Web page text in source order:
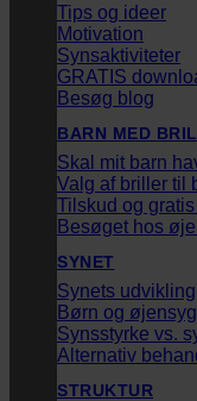
Tips og ideer
Motivation
Synsaktiviteter
GRATIS
Besøg blog
BARN MED
Skal mit barn
Valg af briller til
Tilskud og
Besøget hos
SYNET
Synets udvikling
Børn og
Synsstyrke vs.
Alternativ
STRUKTUR